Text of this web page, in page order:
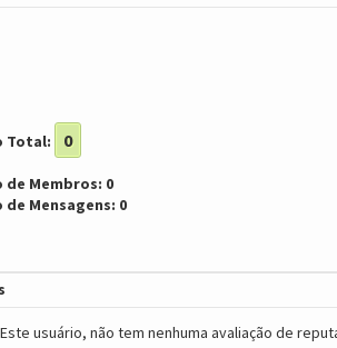
Total: 0
de Membros: 0
Mensagens: 0
Este usuário, não tem nenhuma avaliação de